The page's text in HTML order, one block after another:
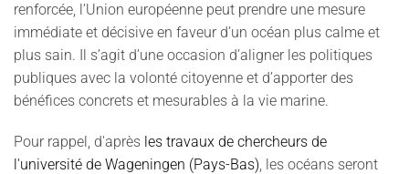
renforcée, l’Union européenne peut prendre une mesure
immédiate et décisive en faveur d’un océan plus calme et
plus sain. Il s’agit d’une occasion d’aligner les politiques
publiques avec la volonté citoyenne et d’apporter des
bénéfices concrets et mesurables à la vie marine.
Pour rappel, d'après les travaux de chercheurs de
l'université de Wageningen (Pays-Bas), les océans seront